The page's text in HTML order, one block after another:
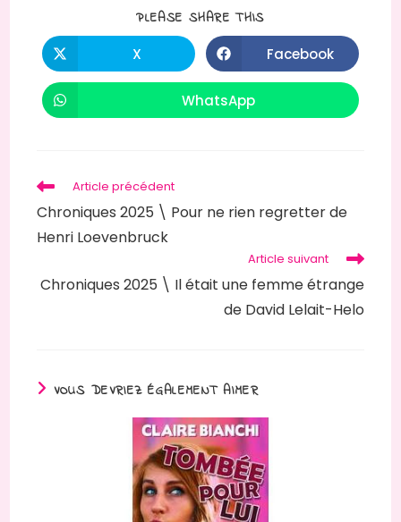
PLEASE SHARE THIS
X
Facebook
WhatsApp
Article précédent
Chroniques 2025 \ Pour ne rien regretter de
Henri Loevenbruck
Article suivant
Chroniques 2025 \ Il était une femme étrange
de David Lelait-Helo
VOUS DEVRIEZ ÉGALEMENT AIMER